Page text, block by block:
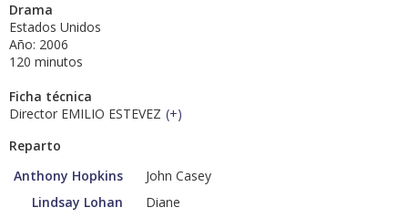
Drama
Estados Unidos
Año: 2006
120 minutos
Ficha técnica
Director EMILIO ESTEVEZ (+)
Reparto
Anthony Hopkins
John Casey
Lindsay Lohan
Diane